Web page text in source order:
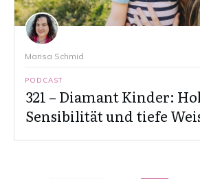
Marisa Schmid
PODCAST
321 – Diamant Kinder:
Sensibilität und tiefe